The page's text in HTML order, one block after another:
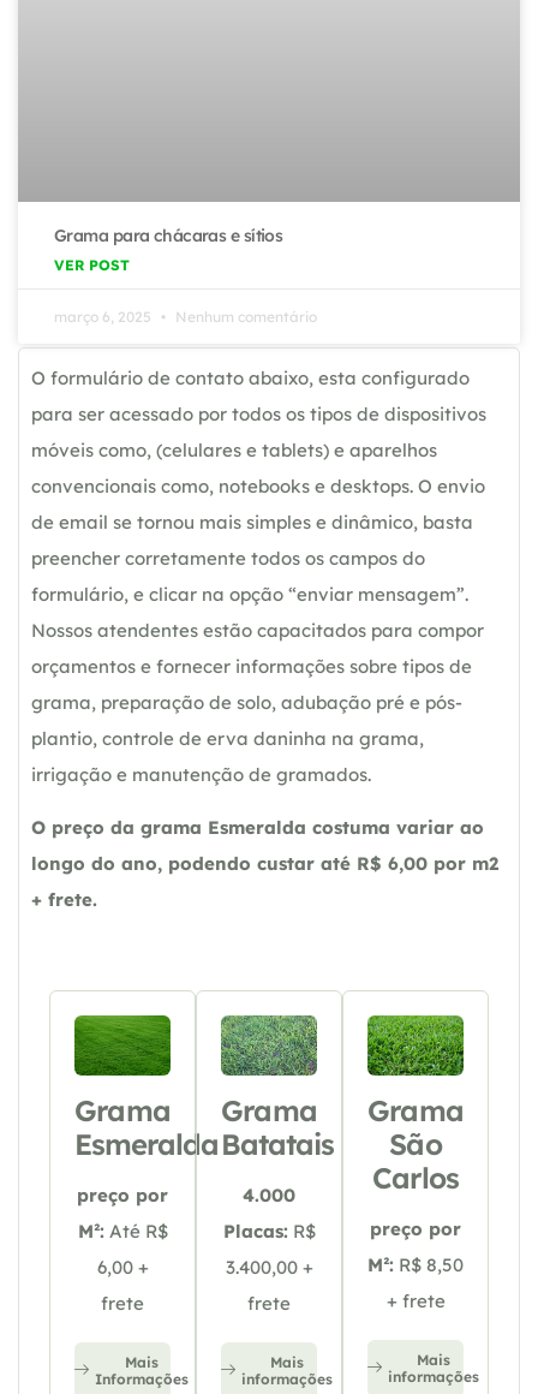
Grama para chácaras e sítios
VER POST
março 6, 2025 Nenhum comentário
O formulário de contato abaixo, esta configurado
para ser acessado por todos os tipos de dispositivos
móveis como, (celulares e tablets) e aparelhos
convencionais como, notebooks e desktops. O envio
de email se tornou mais simples e dinâmico, basta
preencher corretamente todos os campos do
formulário, e clicar na opção “enviar mensagem”.
Nossos atendentes estão capacitados para compor
orçamentos e fornecer informações sobre tipos de
grama, preparação de solo, adubação pré e pós-
plantio, controle de erva daninha na grama,
irrigação e manutenção de gramados.
O preço da grama Esmeralda costuma variar ao
longo do ano, podendo custar até R$ 6,00 por m2
+ frete.
Grama
Esmeralda
preço por
M²: Até R$
6,00 +
frete
Mais
Informações
Grama
Batatais
4.000
Placas: R$
3.400,00 +
frete
Mais
informações
Grama
São
Carlos
preço por
M²: R$ 8,50
+ frete
Mais
informações